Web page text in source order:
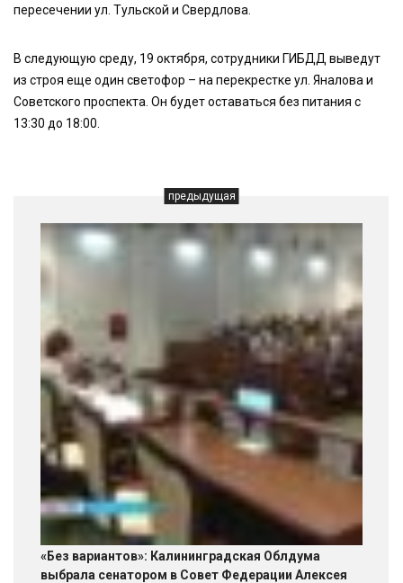
пересечении ул. Тульской и Свердлова.
В следующую среду, 19 октября, сотрудники ГИБДД выведут
из строя еще один светофор – на перекрестке ул. Яналова и
Советского проспекта. Он будет оставаться без питания с
13:30 до 18:00.
предыдущая
«Без вариантов»: Калининградская Облдума
выбрала сенатором в Совет Федерации Алексея